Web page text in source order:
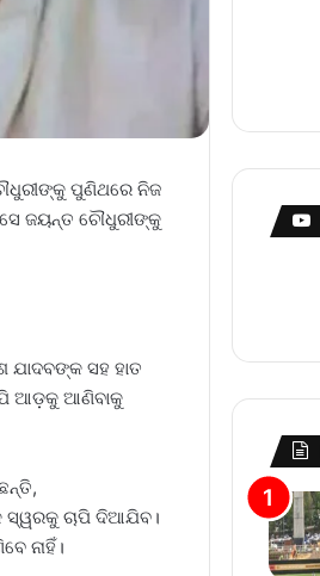
ପୁଣିଥରେ ନିଜ
ଜୟନ୍ତ ଚୌଧୁରୀଙ୍କୁ
ଯାଦବଙ୍କ ସହ ହାତ
ଆଡ଼କୁ ଆଣିବାକୁ
ସ୍ୱରକୁ ଚାପି ଦିଆଯିବ।
ନାହିଁ।